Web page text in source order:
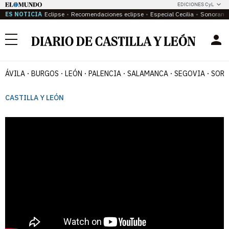
EDICIONES CyL
ES NOTICIA Eclipse Recomendaciones eclipse Especial Cecilia
Menú
ÁVILA BURGOS LEÓN PALENCIA SALAMANCA SEGOVIA
CASTILLA Y LEÓN